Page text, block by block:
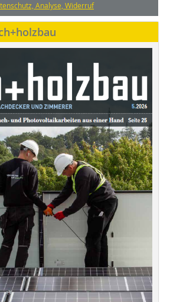
Analyse, Widerruf